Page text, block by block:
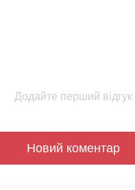
Додайте перший відгук
Новий коментар